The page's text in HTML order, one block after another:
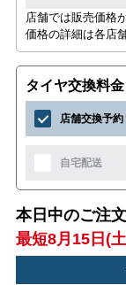
店舗では販売価格
価格の詳細は各店
タイヤ交換料金
店舗交換予約
自宅配送
本日中のご注
最短8月15日(